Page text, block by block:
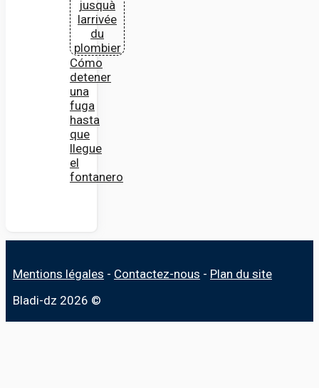
Cómo
detener
una
fuga
hasta
que
llegue
el
fontanero
Mentions légales - Contactez-nous - Plan du site
Bladi-dz 2026 ©